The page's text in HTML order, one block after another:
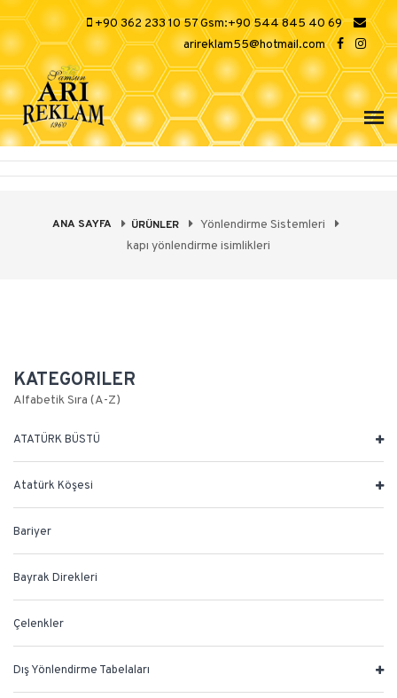
+90 362 233 10 57 Gsm:+90 544 845 40 69
arireklam55@hotmail.com
ANA SAYFA ÜRÜNLER
Yönlendirme Sistemleri
kapı yönlendirme isimlikleri
KATEGORILER
Alfabetik Sıra (A-Z)
ATATÜRK BÜSTÜ
Atatürk Köşesi
Bariyer
Bayrak Direkleri
Çelenkler
Dış Yönlendirme Tabelaları